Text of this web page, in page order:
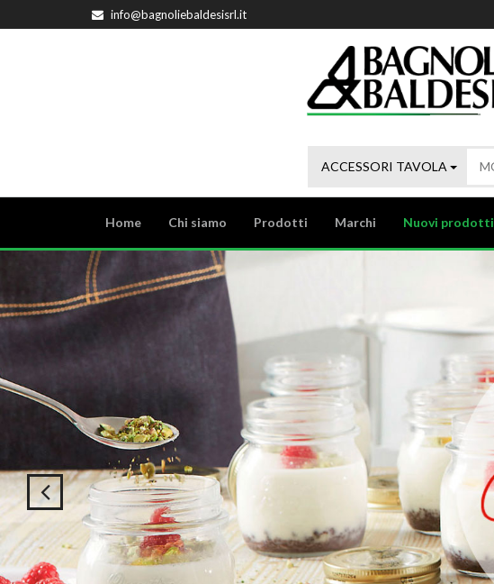
info@bagnoliebaldesisrl.it
ACCESSORI TAVOLA
Home Chi siamo Prodotti Marchi Nuovi prodotti